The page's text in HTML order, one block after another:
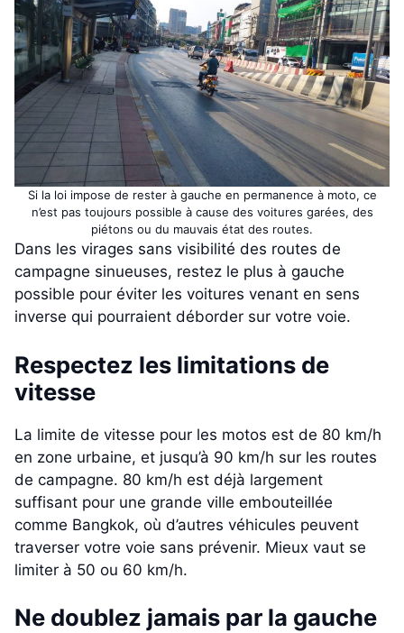
Si la loi impose de rester à gauche en permanence à moto, ce
n’est pas toujours possible à cause des voitures garées, des
piétons ou du mauvais état des routes.
Dans les virages sans visibilité des routes de
campagne sinueuses, restez le plus à gauche
possible pour éviter les voitures venant en sens
inverse qui pourraient déborder sur votre voie.
Respectez les limitations de
vitesse
La limite de vitesse pour les motos est de 80 km/h
en zone urbaine, et jusqu’à 90 km/h sur les routes
de campagne. 80 km/h est déjà largement
suffisant pour une grande ville embouteillée
comme Bangkok, où d’autres véhicules peuvent
traverser votre voie sans prévenir. Mieux vaut se
limiter à 50 ou 60 km/h.
Ne doublez jamais par la gauche